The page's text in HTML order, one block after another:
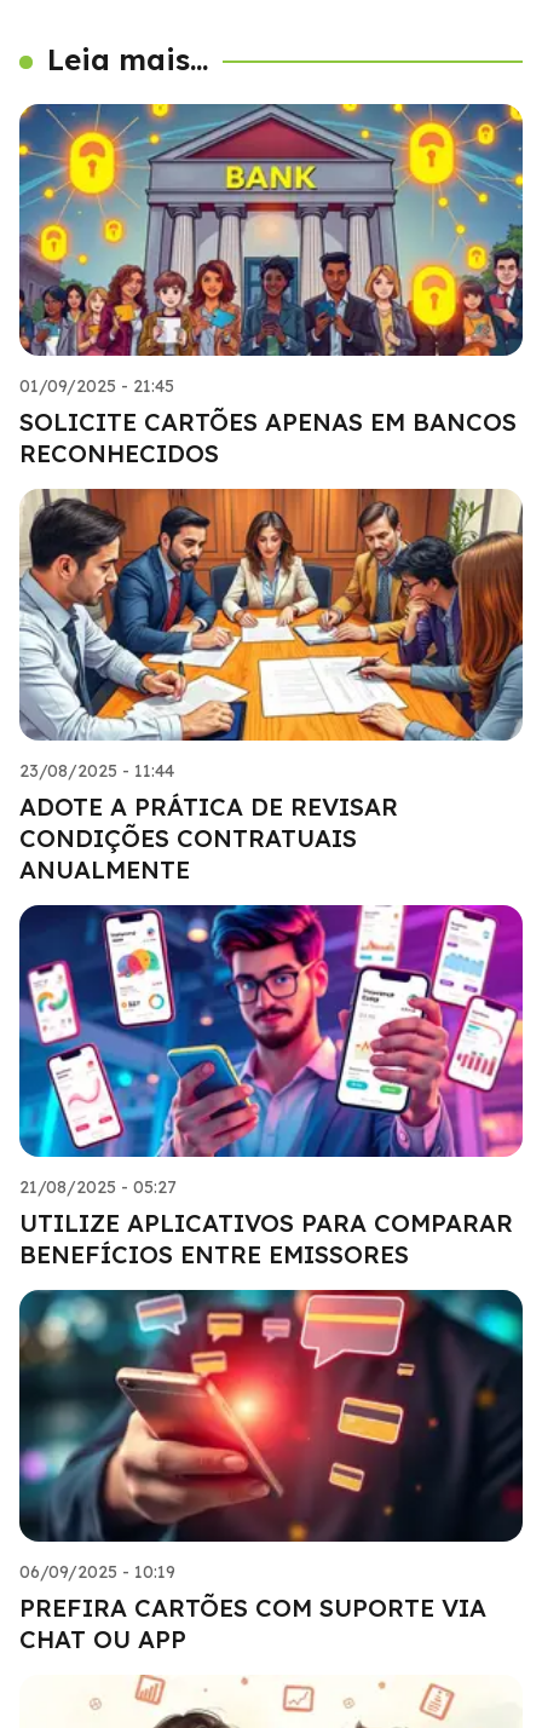
Leia mais...
01/09/2025 - 21:45
SOLICITE CARTÕES APENAS EM BANCOS
RECONHECIDOS
23/08/2025 - 11:44
ADOTE A PRÁTICA DE REVISAR
CONDIÇÕES CONTRATUAIS
ANUALMENTE
21/08/2025 - 05:27
UTILIZE APLICATIVOS PARA COMPARAR
BENEFÍCIOS ENTRE EMISSORES
06/09/2025 - 10:19
PREFIRA CARTÕES COM SUPORTE VIA
CHAT OU APP